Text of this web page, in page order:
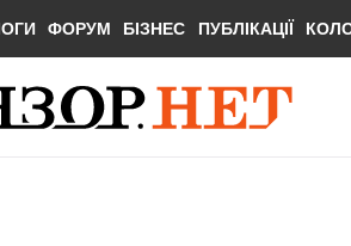
ФОРУМ БІЗНЕС ПУБЛІКАЦІЇ